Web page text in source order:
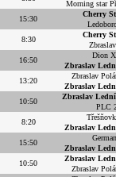
Morning star
15:30
Cherry
8:30
Cherry
16:50
Dion
Zbraslav
13:20
Zbraslav
Zbraslav
10:50
Zbraslav
PLC
8:20
Zbraslav
15:50
Zbraslav
10:50
Zbraslav
Zbraslav